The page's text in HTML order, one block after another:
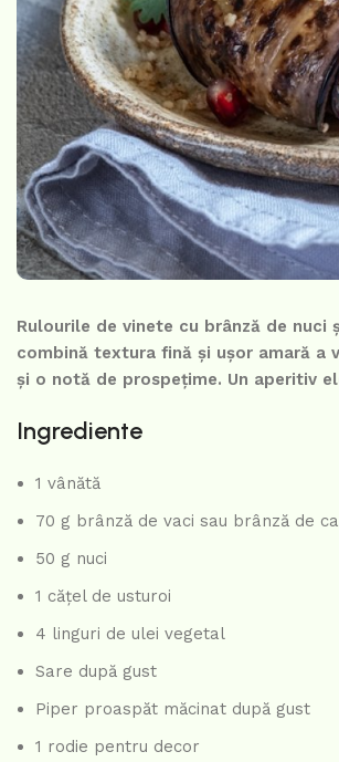
Rulourile de vinete cu brânză de
combină textura fină și ușor amară a
și o notă de prospețime. Un aperitiv
Ingrediente
1 vânătă
70 g brânză de vaci sau brânză de
50 g nuci
1 cățel de usturoi
4 linguri de ulei vegetal
Sare după gust
Piper proaspăt măcinat după gust
1 rodie pentru decor